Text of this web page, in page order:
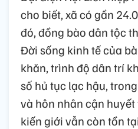
cho biết, xã có gần
đó, đồng bào dân tộc
Đời sống kinh tế của
khăn, trình độ dân trí
số hủ tục lạc hậu,
và hôn nhân cận
kiến giới vẫn còn tồn